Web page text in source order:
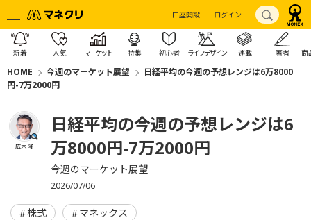
口座開設 ログイン
新着 人気 マーケット 特集 初心者 ライフデザイン 連載 著者 商
HOME 今週のマーケット展望
日経平均の今週の予想レンジは6万8000
円-7万2000円
広木 隆
日経平均の今週の予想レンジは6
万8000円-7万2000円
今週のマーケット展望
2026/07/06
株式 マネックス